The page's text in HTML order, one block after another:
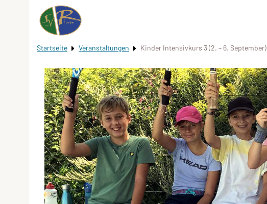
Startseite Veranstaltungen Kinder Intensivkurs 3 (2. – 6. September)